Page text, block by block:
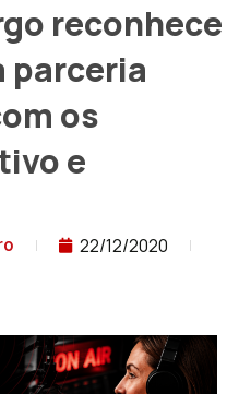
reconhece
parceria
os
e
22/12/2020